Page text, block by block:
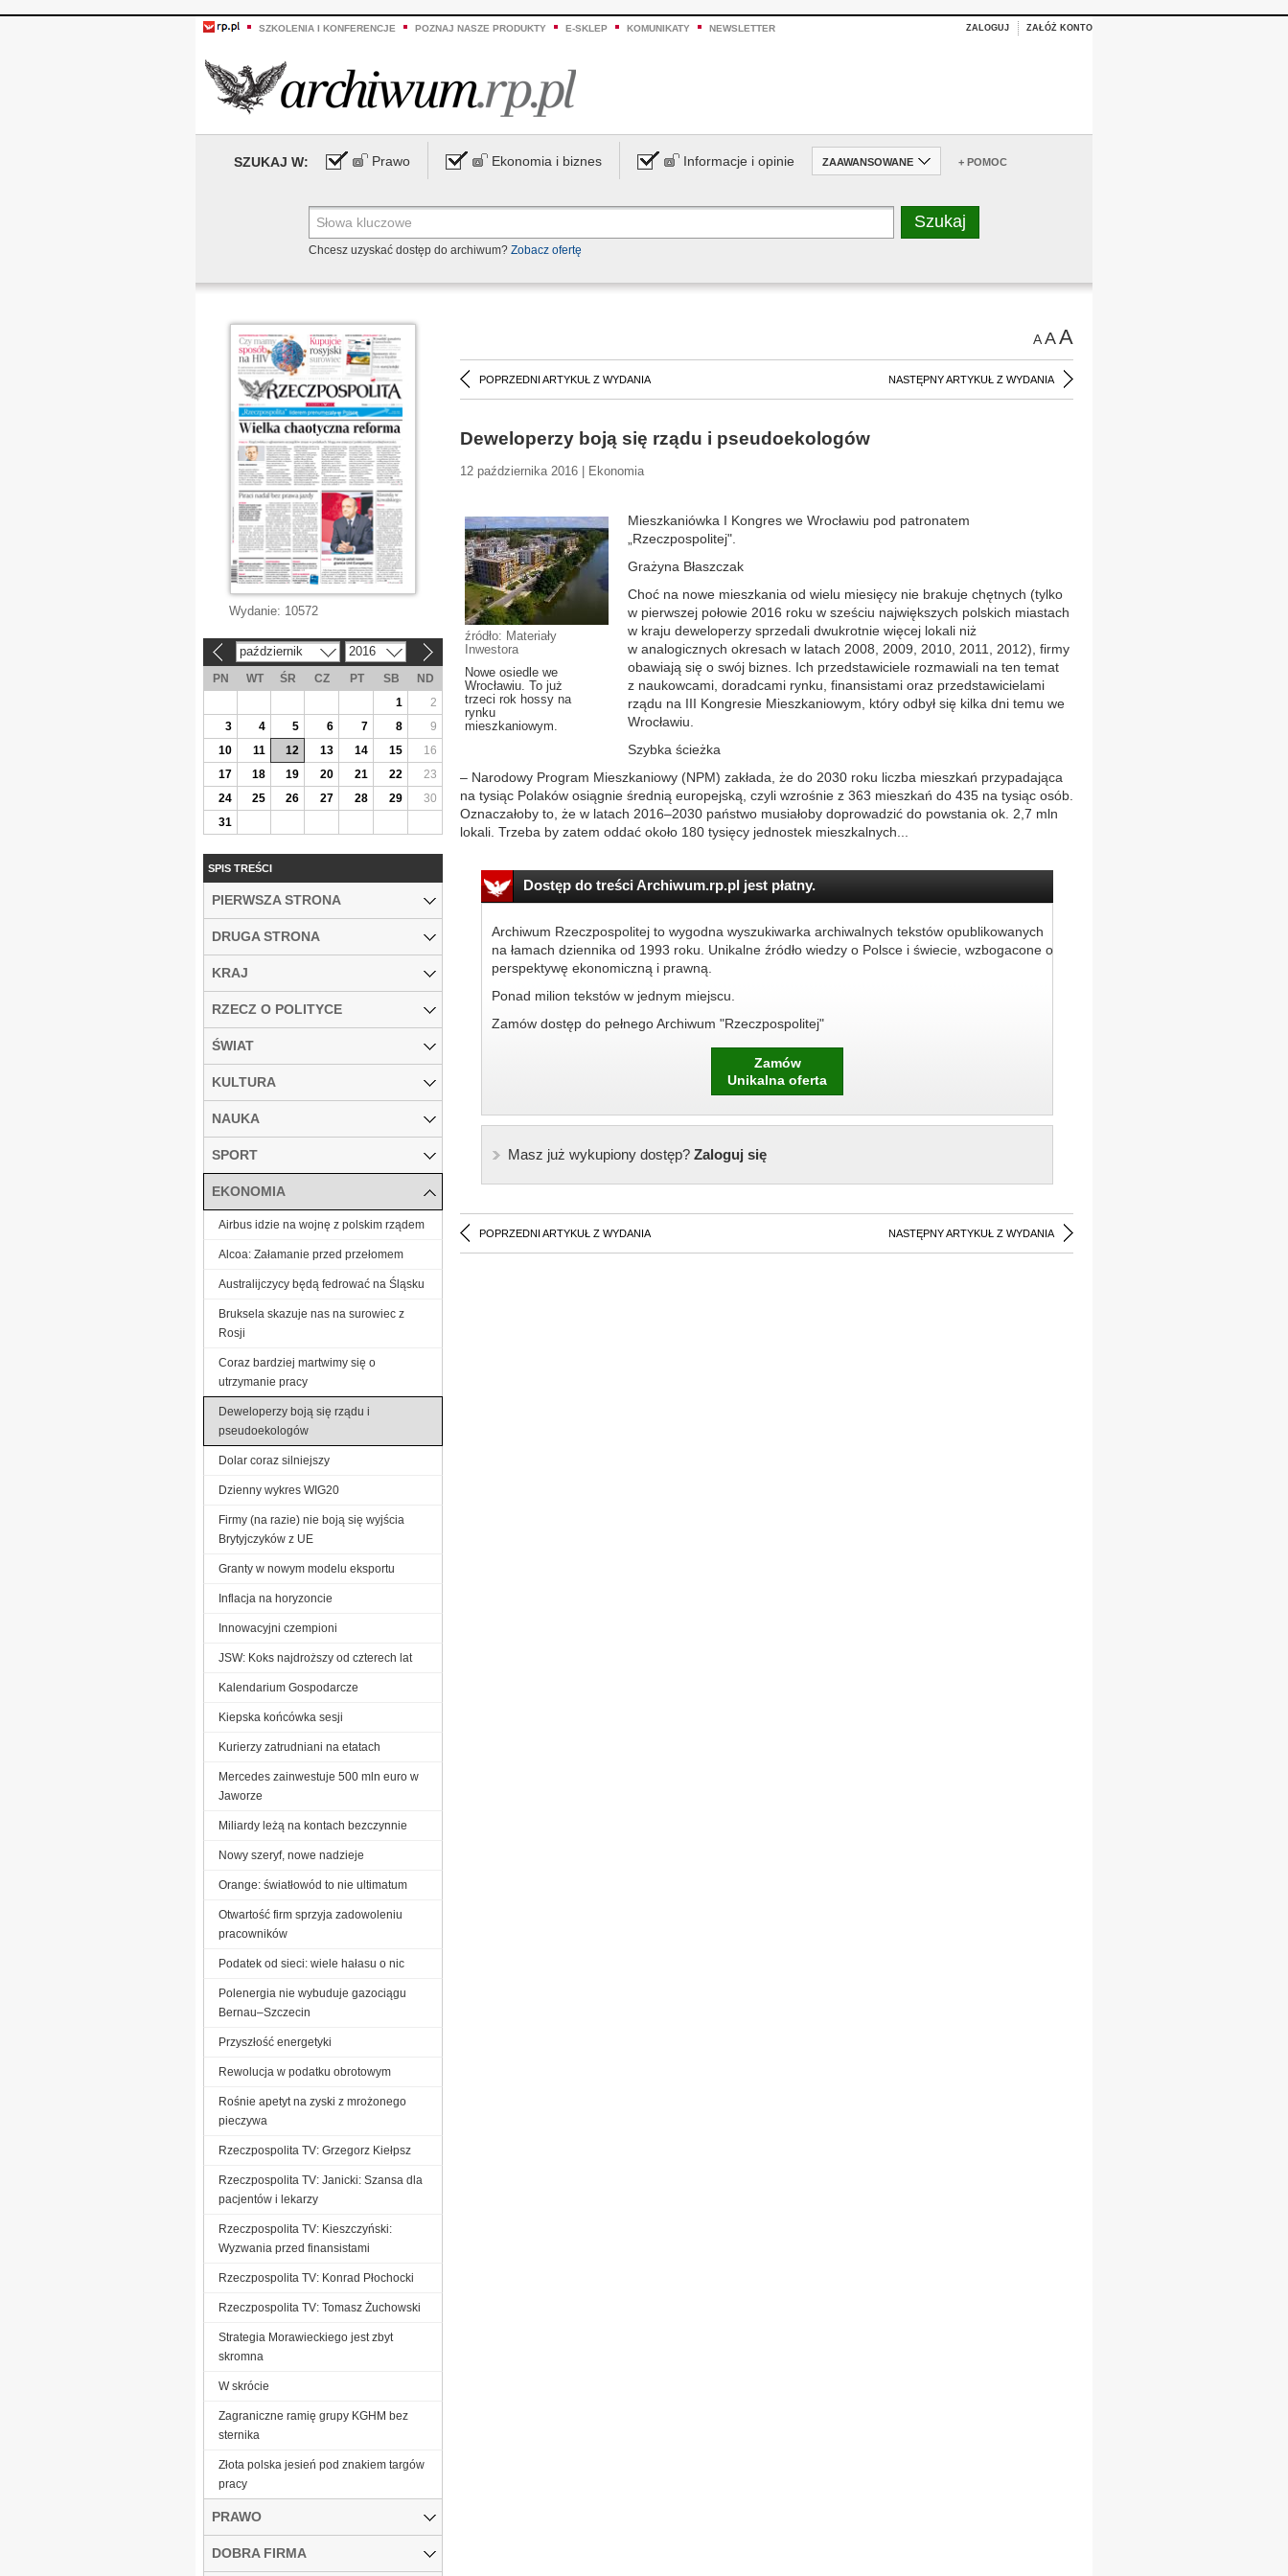
SZKOLENIA I KONFERENCJE POZNAJ NASZE PRODUKTY E-SKLEP KOMUNIKATY NEWSLETTER ZALOGUJ ZAŁÓŻ KONTO
SZUKAJ W: Prawo Ekonomia i biznes Informacje i opinie ZAAWANSOWANE + POMOC
Chcesz uzyskać dostęp do archiwum? Zobacz ofertę
AAA
POPRZEDNI ARTYKUŁ Z WYDANIA NASTĘPNY ARTYKUŁ Z WYDANIA
Deweloperzy boją się rządu i pseudoekologów
12 października 2016 | Ekonomia
źródło: Materiały
Inwestora
Nowe osiedle we
Wrocławiu. To już
trzeci rok hossy na
rynku
mieszkaniowym.
Mieszkaniówka I Kongres we Wrocławiu pod patronatem
„Rzeczpospolitej".
Grażyna Błaszczak
Choć na nowe mieszkania od wielu miesięcy nie brakuje chętnych (tylko
w pierwszej połowie 2016 roku w sześciu największych polskich miastach
w kraju deweloperzy sprzedali dwukrotnie więcej lokali niż
w analogicznych okresach w latach 2008, 2009, 2010, 2011, 2012), firmy
obawiają się o swój biznes. Ich przedstawiciele rozmawiali na ten temat
z naukowcami, doradcami rynku, finansistami oraz przedstawicielami
rządu na III Kongresie Mieszkaniowym, który odbył się kilka dni temu we
Wrocławiu.
Szybka ścieżka
– Narodowy Program Mieszkaniowy (NPM) zakłada, że do 2030 roku liczba mieszkań przypadająca
na tysiąc Polaków osiągnie średnią europejską, czyli wzrośnie z 363 mieszkań do 435 na tysiąc osób.
Oznaczałoby to, że w latach 2016–2030 państwo musiałoby doprowadzić do powstania ok. 2,7 mln
lokali. Trzeba by zatem oddać około 180 tysięcy jednostek mieszkalnych...
Dostęp do treści Archiwum.rp.pl jest płatny.
Archiwum Rzeczpospolitej to wygodna wyszukiwarka archiwalnych tekstów opublikowanych
na łamach dziennika od 1993 roku. Unikalne źródło wiedzy o Polsce i świecie, wzbogacone o
perspektywę ekonomiczną i prawną.
Ponad milion tekstów w jednym miejscu.
Zamów dostęp do pełnego Archiwum "Rzeczpospolitej"
Zamów
Unikalna oferta
Masz już wykupiony dostęp?Zaloguj się
POPRZEDNI ARTYKUŁ Z WYDANIA NASTĘPNY ARTYKUŁ Z WYDANIA
Wydanie: 10572
październik 2016
PN WT ŚR CZ PT SB
ND
1
2
3
4 5 6 7 8
9
10
11 12 13 14 15
16
17
18 19 20 21 22
23
24
25 26 27 28 29
30
31
SPIS TREŚCI
PIERWSZA STRONA
DRUGA STRONA
KRAJ
RZECZ O POLITYCE
ŚWIAT
KULTURA
NAUKA
SPORT
EKONOMIA
Airbus idzie na wojnę z polskim rządem
Alcoa: Załamanie przed przełomem
Australijczycy będą fedrować na Śląsku
Bruksela skazuje nas na surowiec z
Rosji
Coraz bardziej martwimy się o
utrzymanie pracy
Deweloperzy boją się rządu i
pseudoekologów
Dolar coraz silniejszy
Dzienny wykres WIG20
Firmy (na razie) nie boją się wyjścia
Brytyjczyków z UE
Granty w nowym modelu eksportu
Inflacja na horyzoncie
Innowacyjni czempioni
JSW: Koks najdroższy od czterech lat
Kalendarium Gospodarcze
Kiepska końcówka sesji
Kurierzy zatrudniani na etatach
Mercedes zainwestuje 500 mln euro w
Jaworze
Miliardy leżą na kontach bezczynnie
Nowy szeryf, nowe nadzieje
Orange: światłowód to nie ultimatum
Otwartość firm sprzyja zadowoleniu
pracowników
Podatek od sieci: wiele hałasu o nic
Polenergia nie wybuduje gazociągu
Bernau–Szczecin
Przyszłość energetyki
Rewolucja w podatku obrotowym
Rośnie apetyt na zyski z mrożonego
pieczywa
Rzeczpospolita TV: Grzegorz Kiełpsz
Rzeczpospolita TV: Janicki: Szansa dla
pacjentów i lekarzy
Rzeczpospolita TV: Kieszczyński:
Wyzwania przed finansistami
Rzeczpospolita TV: Konrad Płochocki
Rzeczpospolita TV: Tomasz Żuchowski
Strategia Morawieckiego jest zbyt
skromna
W skrócie
Zagraniczne ramię grupy KGHM bez
sternika
Złota polska jesień pod znakiem targów
pracy
PRAWO
DOBRA FIRMA